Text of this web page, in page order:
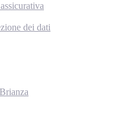
dei dati